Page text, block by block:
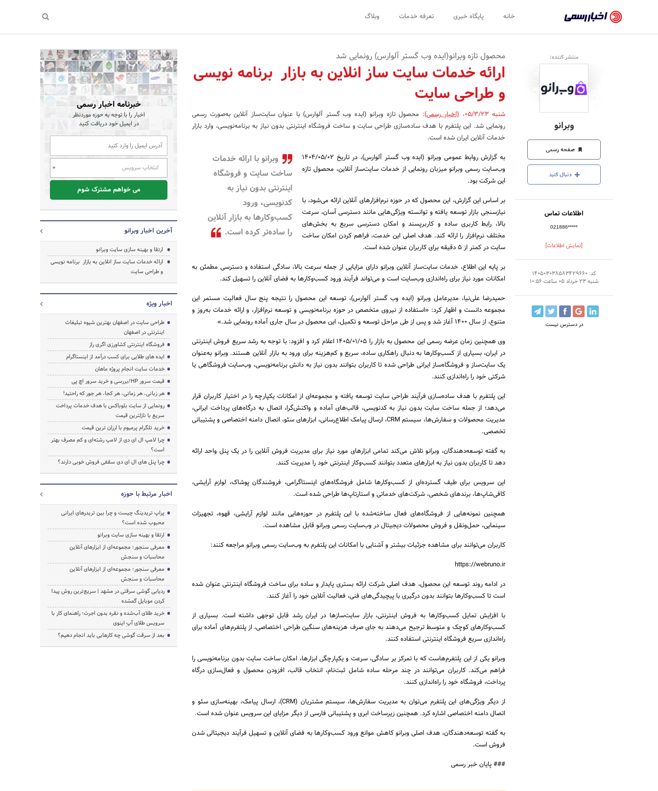
رسمی
-
اخبار
تایید
شرکت‌ها،
سازمان‌ها
و
روابط
عمومی‌ها
خانه پایگاه خبری تعرفه خدمات وبلاگ
جستجو
منتشر کننده:
وبرانو
صفحه رسمی
دنبال کنید
اطلاعات تماس
021886*****
[نمایش اطلاعات]
کد: 140503038583429660
شنبه 23 خرداد 05 ساعت 10:56
در دسترس نیست
محصول تازه وبرانو(ایده وب گستر آلوارس) رونمایی شد
ارائه خدمات سایت ساز انلاین به بازار برنامه نویسی
و طراحی سایت
شنبه 05/3/23 ، (اخبار رسمی): محصول تازه وبرانو (ایده وب گستر آلوارس) با عنوان سایت‌ساز آنلاین به‌صورت رسمی
رونمایی شد. این پلتفرم با هدف ساده‌سازی طراحی سایت و ساخت فروشگاه اینترنتی بدون نیاز به برنامه‌نویسی، وارد بازار
خدمات آنلاین ایران شده است.
وبرانو با ارائه خدمات
ساخت سایت و فروشگاه
اینترنتی بدون نیاز به
کدنویسی، ورود
کسب‌وکارها به بازار آنلاین
را ساده‌تر کرده است.
به گزارش روابط عمومی وبرانو (ایده وب گستر آلوارس)، در تاریخ ۱۴۰۴/۰۵/۰۲
وب‌سایت رسمی وبرانو میزبان رونمایی از خدمات سایت‌ساز آنلاین، محصول تازه
این شرکت بود.
بر اساس این گزارش، این محصول که در حوزه نرم‌افزارهای آنلاین ارائه می‌شود، با
نیازسنجی بازار توسعه یافته و توانسته ویژگی‌هایی مانند دسترسی آسان، سرعت
بالا، رابط کاربری ساده و کاربرپسند و امکان دسترسی سریع به بخش‌های
مختلف نرم‌افزار را ارائه کند. هدف اصلی این خدمت، فراهم کردن امکان ساخت
سایت در کمتر از ۵ دقیقه برای کاربران عنوان شده است.
بر پایه این اطلاع، خدمات سایت‌ساز آنلاین وبرانو دارای مزایایی از جمله سرعت بالا، سادگی استفاده و دسترسی مطمئن به
امکانات مورد نیاز برای راه‌اندازی وب‌سایت است و می‌تواند فرآیند ورود کسب‌وکارها به فضای آنلاین را تسهیل کند.
حمیدرضا علی‌نیا، مدیرعامل وبرانو (ایده وب گستر آلوارس)، توسعه این محصول را نتیجه پنج سال فعالیت مستمر این
مجموعه دانست و اظهار کرد: «استفاده از نیروی متخصص در حوزه برنامه‌نویسی و توسعه نرم‌افزار، و ارائه خدمات به‌روز و
متنوع، از سال ۱۴۰۰ آغاز شد و پس از طی مراحل توسعه و تکمیل، این محصول در سال جاری آماده رونمایی شد.»
وی همچنین زمان عرضه رسمی این محصول به بازار را ۱۴۰۵/۰۱/۰۵ اعلام کرد و افزود: با توجه به رشد سریع فروش اینترنتی
در ایران، بسیاری از کسب‌وکارها به دنبال راهکاری ساده، سریع و کم‌هزینه برای ورود به بازار آنلاین هستند. وبرانو به‌عنوان
یک سایت‌ساز و فروشگاه‌ساز ایرانی طراحی شده تا کاربران بتوانند بدون نیاز به دانش برنامه‌نویسی، وب‌سایت فروشگاهی یا
شرکتی خود را راه‌اندازی کنند.
این پلتفرم با هدف ساده‌سازی فرآیند طراحی سایت توسعه یافته و مجموعه‌ای از امکانات یکپارچه را در اختیار کاربران قرار
می‌دهد؛ از جمله ساخت سایت بدون نیاز به کدنویسی، قالب‌های آماده و واکنش‌گرا، اتصال به درگاه‌های پرداخت ایرانی،
مدیریت محصولات و سفارش‌ها، سیستم CRM، ارسال پیامک اطلاع‌رسانی، ابزارهای سئو، اتصال دامنه اختصاصی و پشتیبانی
تخصصی.
به گفته توسعه‌دهندگان، وبرانو تلاش می‌کند تمامی ابزارهای مورد نیاز برای مدیریت فروش آنلاین را در یک پنل واحد ارائه
دهد تا کاربران بدون نیاز به ابزارهای متعدد بتوانند کسب‌وکار اینترنتی خود را مدیریت کنند.
این سرویس برای طیف گسترده‌ای از کسب‌وکارها شامل فروشگاه‌های اینستاگرامی، فروشندگان پوشاک، لوازم آرایشی،
کافی‌شاپ‌ها، برندهای شخصی، شرکت‌های خدماتی و استارتاپ‌ها طراحی شده است.
همچنین نمونه‌هایی از فروشگاه‌های فعال ساخته‌شده با این پلتفرم در حوزه‌هایی مانند لوازم آرایشی، قهوه، تجهیزات
سینمایی، حمل‌ونقل و فروش محصولات دیجیتال در وب‌سایت رسمی وبرانو قابل مشاهده است.
کاربران می‌توانند برای مشاهده جزئیات بیشتر و آشنایی با امکانات این پلتفرم به وب‌سایت رسمی وبرانو مراجعه کنند:
https://webruno.ir
در ادامه روند توسعه این محصول، هدف اصلی شرکت ارائه بستری پایدار و ساده برای ساخت فروشگاه اینترنتی عنوان شده
است تا کسب‌وکارها بتوانند بدون درگیری با پیچیدگی‌های فنی، فعالیت آنلاین خود را آغاز کنند.
با افزایش تمایل کسب‌وکارها به فروش اینترنتی، بازار سایت‌سازها در ایران رشد قابل توجهی داشته است. بسیاری از
کسب‌وکارهای کوچک و متوسط ترجیح می‌دهند به جای صرف هزینه‌های سنگین طراحی اختصاصی، از پلتفرم‌های آماده برای
راه‌اندازی سریع فروشگاه اینترنتی استفاده کنند.
وبرانو یکی از این پلتفرم‌هاست که با تمرکز بر سادگی، سرعت و یکپارچگی ابزارها، امکان ساخت سایت بدون برنامه‌نویسی را
فراهم می‌کند. کاربران می‌توانند در چند مرحله ساده شامل ثبت‌نام، انتخاب قالب، افزودن محصول و فعال‌سازی درگاه
پرداخت، فروشگاه خود را راه‌اندازی کنند.
از دیگر ویژگی‌های این پلتفرم می‌توان به مدیریت سفارش‌ها، سیستم مشتریان (CRM)، ارسال پیامک، بهینه‌سازی سئو و
اتصال دامنه اختصاصی اشاره کرد. همچنین زیرساخت ابری و پشتیبانی فارسی از دیگر مزایای این سرویس عنوان شده است.
به گفته توسعه‌دهندگان، هدف اصلی وبرانو کاهش موانع ورود کسب‌وکارها به فضای آنلاین و تسهیل فرآیند دیجیتالی شدن
فروش است.
### پایان خبر رسمی
خبرنامه اخبار رسمی
اخبار را با توجه به حوزه موردنظر
در ایمیل خود دریافت کنید
انتخاب سرویس
می خواهم مشترک شوم
آخرین اخبار وبرانو
ارتقا و بهینه سازی سایت وبرانو
ارائه خدمات سایت ساز انلاین به بازار برنامه نویسی
و طراحی سایت
اخبار ویژه
طراحی سایت در اصفهان بهترین شیوه تبلیغات
اینترنتی در اصفهان
فروشگاه اینترنتی کشاورزی اگری راز
ایده های طلایی برای کسب درآمد از اینستاگرام
خدمات سایت انجام پروژه ماهان
قیمت سرور HP/بررسی و خرید سرور اچ پی
هر زبانی، هر زمانی، هر کجا، هر جور که راحتید!
رونمایی از سایت بلوباکس با هدف خدمات پرداخت
سریع با نازلترین قیمت
خرید تلگرام پرمیوم با ارزان ترین قیمت
چرا لامپ ال ای دی از لامپ رشته‌ای و کم مصرف بهتر
است؟
چرا پنل های ال ای دی سقفی فروش خوبی دارند؟
اخبار مرتبط با حوزه
پراپ تریدینگ چیست و چرا بین تریدرهای ایرانی
محبوب شده است؟
ارتقا و بهینه سازی سایت وبرانو
معرفی سنجور؛ مجموعه‌ای از ابزارهای آنلاین
محاسبات و سنجش
معرفی سنجور؛ مجموعه‌ای از ابزارهای آنلاین
محاسبات و سنجش
ردیابی گوشی سرقتی در مشهد | سریع‌ترین روش پیدا
کردن موبایل گمشده
خرید طلای آب‌شده و نقره بدون اجرت؛ راهنمای کار با
سرویس طلای آپِ اینوی
بعد از سرقت گوشی چه کارهایی باید انجام دهیم؟